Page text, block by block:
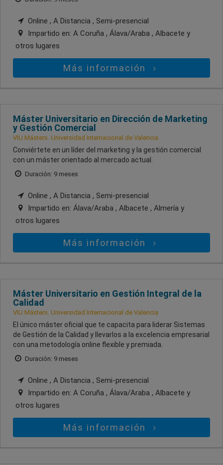
Online , A Distancia , Semi-presencial
Impartido en: A Coruña , Álava/Araba , Albacete y
otros lugares
Más información
Máster Universitario en Dirección de Marketing
y Gestión Comercial
VIU Másters. Universidad Internacional de Valencia
Conviértete en un líder del marketing y la gestión comercial
con un máster orientado al mercado actual.
Duración: 9 meses
Online , A Distancia , Semi-presencial
Impartido en: Álava/Araba , Albacete , Almería y
otros lugares
Más información
Máster Universitario en Gestión Integral de la
Calidad
VIU Másters. Universidad Internacional de Valencia
El único máster oficial que te capacita para liderar Sistemas
de Gestión de la Calidad y llevarlos a la excelencia empresarial
con una metodología online flexible y premiada.
Duración: 9 meses
Online , A Distancia , Semi-presencial
Impartido en: A Coruña , Álava/Araba , Albacete y
otros lugares
Más información